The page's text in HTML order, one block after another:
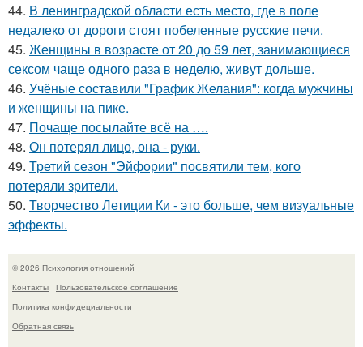
44. В ленинградской области есть место, где в поле
недалеко от дороги стоят побеленные русские печи.
45. Женщины в возрасте от 20 до 59 лет, занимающиеся
сексом чаще одного раза в неделю, живут дольше.
46. Учёные составили "График Желания": когда мужчины
и женщины на пике.
47. Почаще посылайте всё на ….
48. Он потерял лицо, она - руки.
49. Третий сезон "Эйфории" посвятили тем, кого
потеряли зрители.
50. Творчество Летиции Ки - это больше, чем визуальные
эффекты.
© 2026 Психология отношений
Контакты
Пользовательское соглашение
Политика конфидециальности
Обратная связь